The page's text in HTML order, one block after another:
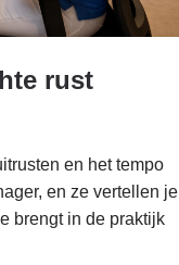
rust
en het tempo
en ze vertellen je
brengt in de praktijk